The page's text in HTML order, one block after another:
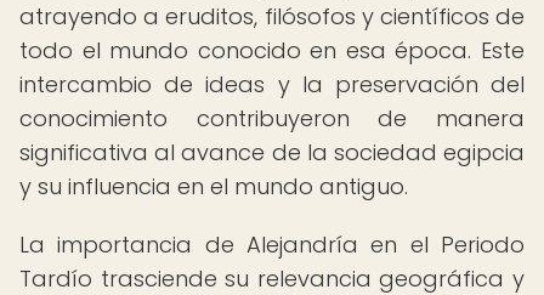
atrayendo a eruditos, filósofos y científicos de
todo el mundo conocido en esa época. Este
intercambio de ideas y la preservación del
conocimiento contribuyeron de manera
significativa al avance de la sociedad egipcia
y su influencia en el mundo antiguo.
La importancia de Alejandría en el Periodo
Tardío trasciende su relevancia geográfica y